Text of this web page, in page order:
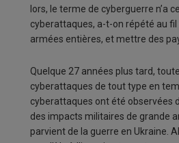
lors, le terme de cyberguerre n’a
cyberattaques, a-t-on répété au
armées entières, et mettre des
Quelque 27 années plus tard,
cyberattaques de tout type en
cyberattaques ont été observées
des impacts militaires de grande
parvient de la guerre en Ukraine.